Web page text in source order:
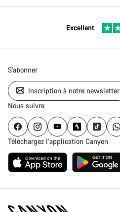
Excellent
S'abonner
Inscription à notre newsletter
Nous suivre
Téléchargez l’application Canyon